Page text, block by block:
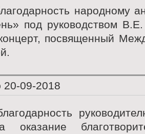
народному
под руководством В.Е.
посвященный
20-09-2018
оказание